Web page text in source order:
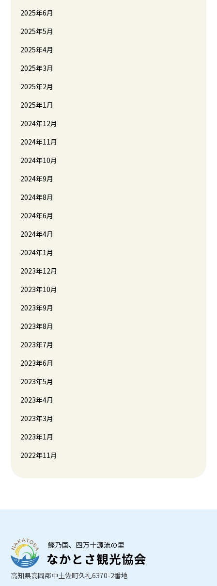
2025年6月
2025年5月
2025年4月
2025年3月
2025年2月
2025年1月
2024年12月
2024年11月
2024年10月
2024年9月
2024年8月
2024年6月
2024年4月
2024年1月
2023年12月
2023年10月
2023年9月
2023年8月
2023年7月
2023年6月
2023年5月
2023年4月
2023年3月
2023年1月
2022年11月
高知県高岡郡中土佐町久礼6370-2番地